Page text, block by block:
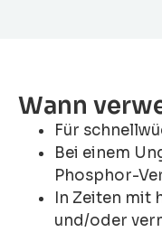
Wann
Für
Bei einem
Phosphor-
In Zeiten
und/oder